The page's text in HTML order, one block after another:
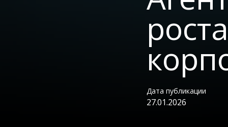
Дата публикации
27.01.2026